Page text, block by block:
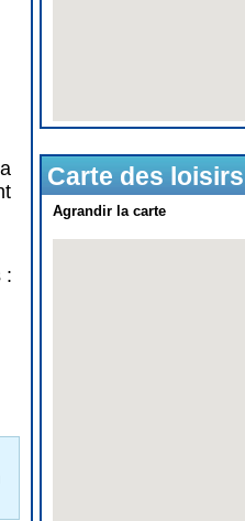
:
Carte des loisirs
Agrandir la carte